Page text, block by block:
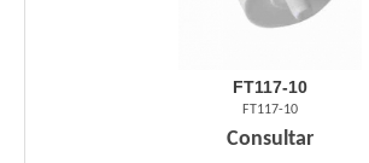
FT117-10
FT117-10
Consultar